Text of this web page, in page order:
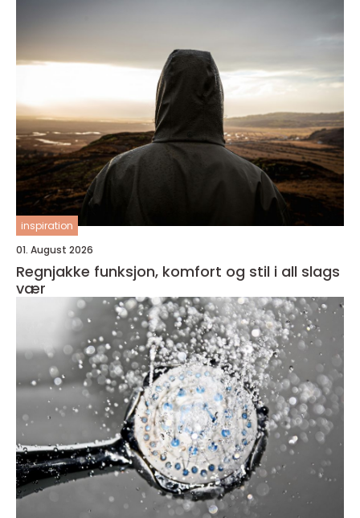
inspiration
01. August 2026
Regnjakke funksjon, komfort og stil i all slags
vær